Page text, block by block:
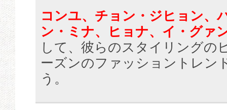
コンユ、チョン・ジヒョン、
ン・ミナ、ヒョナ、イ・グァ
して、彼らのスタイリングの
ーズンのファッショントレン
う。